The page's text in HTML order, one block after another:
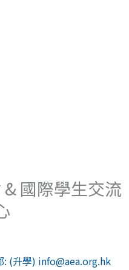
國際學生交流
: (升學) info@aea.org.hk